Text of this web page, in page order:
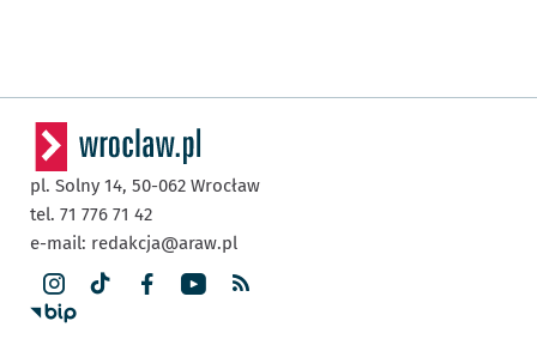
pl. Solny 14, 50-062 Wrocław
tel. 71 776 71 42
e-mail: redakcja@araw.pl